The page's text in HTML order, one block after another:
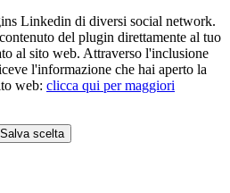
Linkedin di diversi social network.
del plugin direttamente al tuo
al sito web. Attraverso l'inclusione
l'informazione che hai aperto la
web: clicca qui per maggiori
Salva scelta